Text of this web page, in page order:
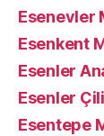
Esenevler
Esenkent
Esenler
Esenler
Esentepe